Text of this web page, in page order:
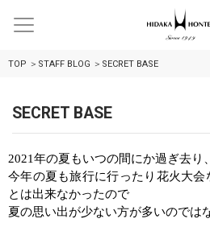
TOP STAFF BLOG SECRET BASE
SECRET BASE
2021年の夏もいつの間にか過ぎ去り
今年の夏も旅行に行ったり花火大会
とは出来なかったので
夏の思い出が少ない方が多いのでは